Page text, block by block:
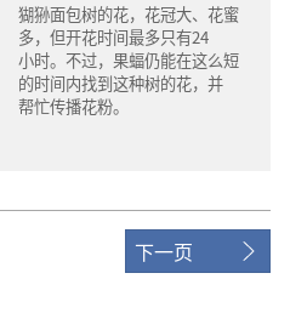
猢狲面包树的花， 花冠大、 花蜜
多， 但开花时间最多只有24
小时。 不过， 果蝠仍能在这么短
的时间内找到这种树的花， 并
帮忙传播花粉。
下一页